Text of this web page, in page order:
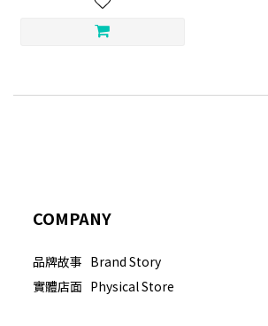
COMPANY
品牌故事 Brand Story
實體店面 Physical Store